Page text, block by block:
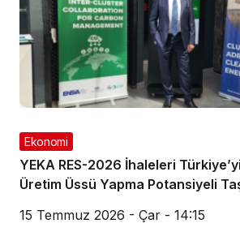
Ekonomi
YEKA RES-2026 İhaleleri
Üretim Üssü Yapma Potansiyeli
15 Temmuz 2026 - Çar - 14:15